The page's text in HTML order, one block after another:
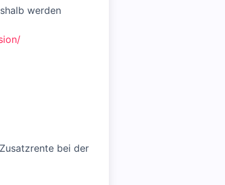
werden
bei der